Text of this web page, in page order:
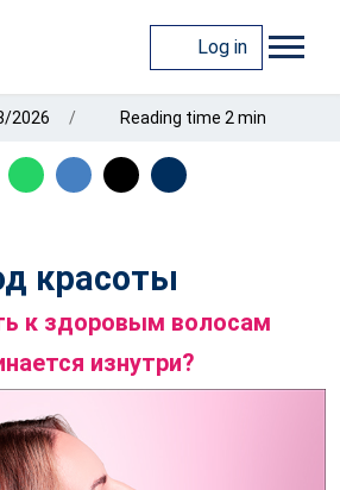
Log in
2026 Reading time 2 min
красоты
к здоровым волосам
изнутри?